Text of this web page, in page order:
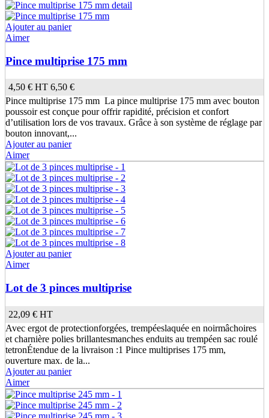
Ajouter au panier
Aimer
Pince multiprise 175 mm
4,50 € HT 6,50 €
Pince multiprise 175 mm La pince multiprise 175 mm avec bouton
poussoir est conçue pour offrir rapidité, précision et confort
d’utilisation lors de vos travaux. Grâce à son système de réglage par
bouton innovant,...
Ajouter au panier
Aimer
Ajouter au panier
Aimer
Lot de 3 pinces multiprise
22,09 € HT
Avec ergot de protectionforgées, trempéeslaquée en noirmâchoires
et charnière polies brillantesmanches enduits au trempéen sac roulé
tetronÉtendue de la livraison :1 Pince multiprises 175 mm,
ouverture max. de la...
Ajouter au panier
Aimer